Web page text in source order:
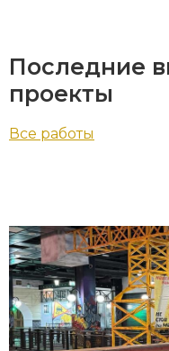
Последние
проекты
Все работы